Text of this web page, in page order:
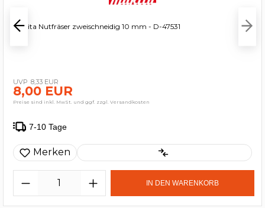
Makita Nutfräser zweischneidig 10 mm - D-47531
8,33 EUR
8,00 EUR
Preise sind inkl. MwSt. und ggf. zzgl. Versandkosten
7-10 Tage
Merken
IN DEN WARENKORB